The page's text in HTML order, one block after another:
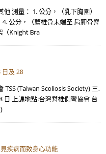
測量： 1. 公分，（乳下胸圍）
公分，（薦椎骨末端至 肩胛骨脊
（Knight Bra
日及 28
TSS (Taiwan Scoliosis Society) 三.
日 上課地點:台灣脊椎側彎協會 台
見疾病而致身心功能